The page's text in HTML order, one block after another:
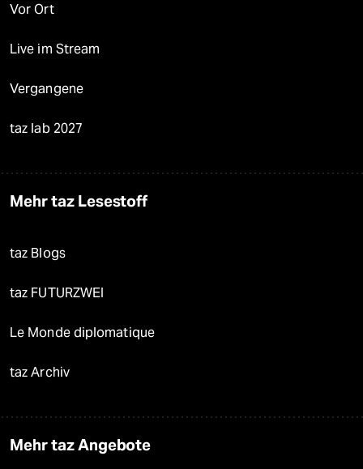
Vor Ort
Live im Stream
Vergangene
taz lab 2027
Mehr taz Lesestoff
taz Blogs
taz FUTURZWEI
Le Monde diplomatique
taz Archiv
Mehr taz Angebote